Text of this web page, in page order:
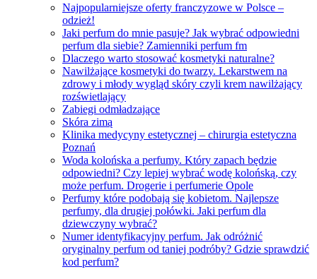
Najpopularniejsze oferty franczyzowe w Polsce –
odzież!
Jaki perfum do mnie pasuje? Jak wybrać odpowiedni
perfum dla siebie? Zamienniki perfum fm
Dlaczego warto stosować kosmetyki naturalne?
Nawilżające kosmetyki do twarzy. Lekarstwem na
zdrowy i młody wygląd skóry czyli krem nawilżający
rozświetlający
Zabiegi odmładzające
Skóra zimą
Klinika medycyny estetycznej – chirurgia estetyczna
Poznań
Woda kolońska a perfumy. Który zapach będzie
odpowiedni? Czy lepiej wybrać wodę kolońską, czy
może perfum. Drogerie i perfumerie Opole
Perfumy które podobają się kobietom. Najlepsze
perfumy, dla drugiej połówki. Jaki perfum dla
dziewczyny wybrać?
Numer identyfikacyjny perfum. Jak odróżnić
oryginalny perfum od taniej podróby? Gdzie sprawdzić
kod perfum?